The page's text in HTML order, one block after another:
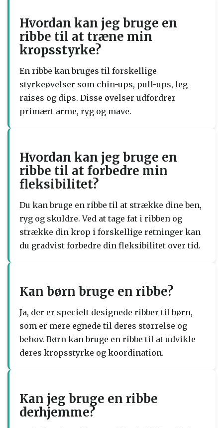
Hvordan kan jeg bruge en
ribbe til at træne min
kropsstyrke?
En ribbe kan bruges til forskellige
styrkeøvelser som chin-ups, pull-ups, leg
raises og dips. Disse øvelser udfordrer
primært arme, ryg og mave.
Hvordan kan jeg bruge en
ribbe til at forbedre min
fleksibilitet?
Du kan bruge en ribbe til at strække dine ben,
ryg og skuldre. Ved at tage fat i ribben og
strække din krop i forskellige retninger kan
du gradvist forbedre din fleksibilitet over tid.
Kan børn bruge en ribbe?
Ja, der er specielt designede ribber til børn,
som er mere egnede til deres størrelse og
behov. Børn kan bruge en ribbe til at udvikle
deres kropsstyrke og koordination.
Kan jeg bruge en ribbe
derhjemme?